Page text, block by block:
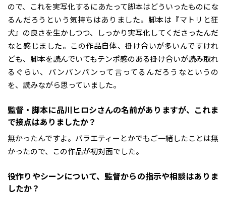
ので、これを実写化するにあたって脚本はどういったものにな
るんだろうという気持ちはありました。脚本は『マトリと狂
犬』の良さを生かしつつ、しっかり実写化してくださったんだ
なと感じました。この作品自体、掛け合いが多いんですけれ
ども、脚本を読んでいてもテンポ感のある掛け合いが読み取れ
るぐらい、パンパンパンって言ってるんだろうなというの
を、読みながら思っていました。
――監督・脚本に品川ヒロシさんの名前がありますが、これま
で接点はありましたか？
無かったんですよ。バラエティーとかでもご一緒したことは無
かったので、この作品が初対面でした。
――役作りやシーンについて、監督からの指示や相談はありま
したか？